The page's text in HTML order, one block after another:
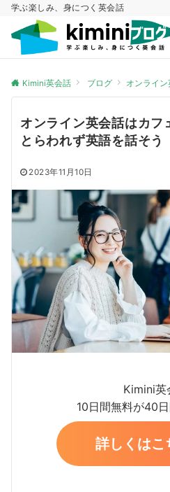
学ぶ楽しみ、身につく英会話
Kimini英会話 ブログ オンライ
オンライン英会話はカフ
とらわれず英語を話そう
2023年11月10日
Kimini英
10日間無料が40
詳しくはこ